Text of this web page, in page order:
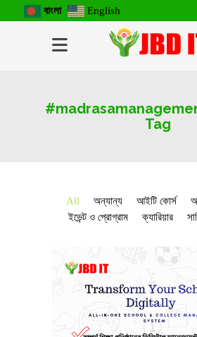
বাংলা English
Tag
All অন্যান্য আইটি কোর্স
ইভেন্ট ও প্রোগ্রাম
ক্যারিয়ার